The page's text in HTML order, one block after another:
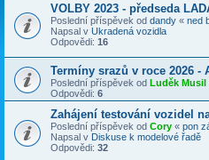
VOLBY 2023 - předseda
Poslední příspěvek od dandy « ned
Napsal v Ukradená vozidla
Odpovědi: 16
Termíny srazů v roce 2026 -
Poslední příspěvek od Luděk Musil
Odpovědi: 6
Zahájení testování vozidel
Poslední příspěvek od Cory « pon
Napsal v Diskuse k modelové řadě
Odpovědi: 32